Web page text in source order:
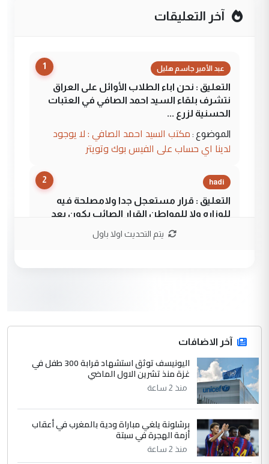
آخر التعليقات
1 عبد الأمير جاسم هليل
التعليق : نحن اباء الطلاب الأوائل على العراق
نتشرف بلقاء السيد احمد الصافي في العتبات
الحسنية لزرع ...
الموضوع : مكتب السيد احمد الصافي : لا يوجود
لدينا اي حساب على الفيس بوك وتويتر
2 hadi
التعليق : قرار مستعجل جدا ولامصلحة فيه
للوزاره ولا للمواطن القرار الصائب يكون بعد
جنسية الرافد الثالث للعراق ومن اصول عريقة
ابا فرات ...
الموضوع :
الجواهري يرد على صدام حسين سل
مضجعيك يابن الزنا (نص كامل)
4 سردار
التعليق : واحد من عصابة علي ماما يسقط
جنسية الرافد الثالث للعراق ومن اصول عريقة
ابا فرات ...
يتم التحديث اولا باول
آخر الاضافات
اليونيسف توثق استشهاد قرابة 300 طفل في
غزة منذ تشرين الاول الماضي
منذ 2 ساعة
برشلونة يلغي مباراة ودية بالمغرب في أعقاب
أزمة الهجرة في سبتة
منذ 2 ساعة